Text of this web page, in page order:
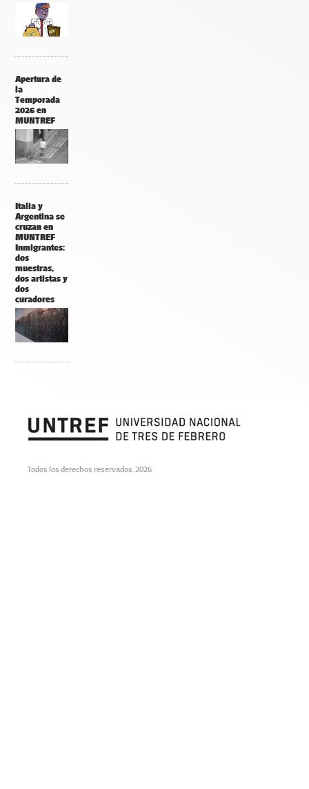
Apertura de
la
Temporada
2026 en
MUNTREF
Italia y
Argentina se
cruzan en
MUNTREF
Inmigrantes:
dos
muestras,
dos artistas y
dos
curadores
Todos los derechos reservados. 2026